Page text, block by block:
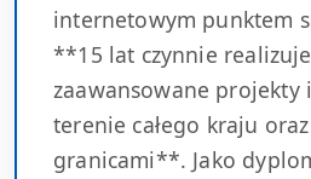
internetowym punktem
**15 lat czynnie
zaawansowane projekty
terenie całego kraju
granicami**. Jako